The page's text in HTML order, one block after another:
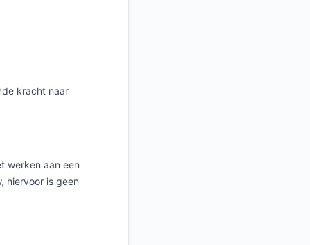
kracht naar
werken aan een
hiervoor is geen